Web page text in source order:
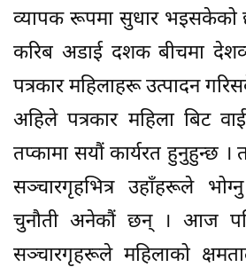
व्यापक रूपमा सुधार
करिब अडाई दशक बीचमा
पत्रकार महिलाहरू उत्पादन
अहिले पत्रकार महिला बिट
तप्कामा सयौं कार्यरत हुनुहुन्छ ।
सञ्चारगृहभित्र उहाँहरूले
चुनौती अनेकौं छन् । आज
सञ्चारगृहरूले महिलाको